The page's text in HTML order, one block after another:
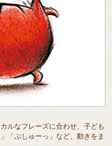
ルなフレーズに合わせ、子ども
「ぷしゅーっ」など、動きをま